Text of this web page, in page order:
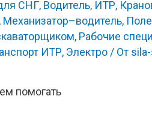
СНГ, Водитель, ИТР,
, Механизатор–водитель,
, Рабочие
ИТР, Электро / От
помогать